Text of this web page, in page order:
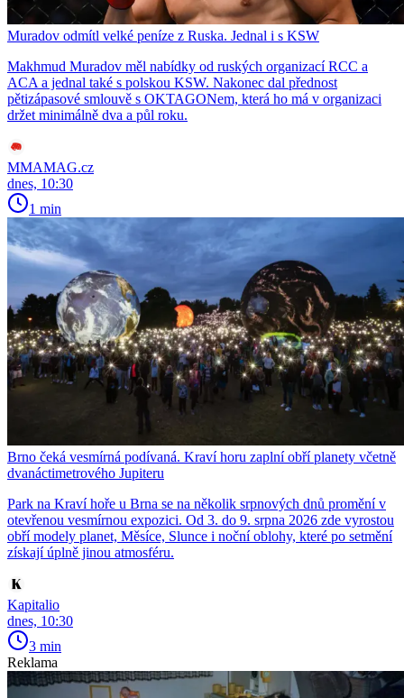
Muradov odmítl velké peníze z Ruska. Jednal i s KSW
Makhmud Muradov měl nabídky od ruských organizací RCC a
ACA a jednal také s polskou KSW. Nakonec dal přednost
pětizápasové smlouvě s OKTAGONem, která ho má v organizaci
držet minimálně dva a půl roku.
MMAMAG.cz
dnes, 10:30
1 min
Brno čeká vesmírná podívaná. Kraví horu zaplní obří planety včetně
dvanáctimetrového Jupiteru
Park na Kraví hoře u Brna se na několik srpnových dnů promění v
otevřenou vesmírnou expozici. Od 3. do 9. srpna 2026 zde vyrostou
obří modely planet, Měsíce, Slunce i noční oblohy, které po setmění
získají úplně jinou atmosféru.
Kapitalio
dnes, 10:30
3 min
Reklama